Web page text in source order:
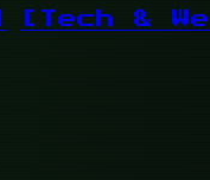
[Tech &